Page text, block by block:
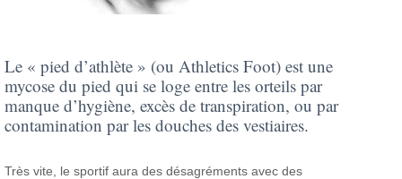
Le « pied d’athlète » (ou Athletics Foot) est une
mycose du pied qui se loge entre les orteils par
manque d’hygiène, excès de transpiration, ou par
contamination par les douches des vestiaires.
Très vite, le sportif aura des désagréments avec des